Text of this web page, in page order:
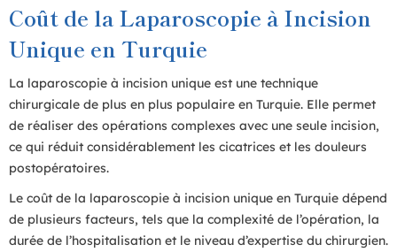
Coût de la Laparoscopie à Incision
Unique en Turquie
La laparoscopie à incision unique est une technique
chirurgicale de plus en plus populaire en Turquie. Elle permet
de réaliser des opérations complexes avec une seule incision,
ce qui réduit considérablement les cicatrices et les douleurs
postopératoires.
Le coût de la laparoscopie à incision unique en Turquie dépend
de plusieurs facteurs, tels que la complexité de l’opération, la
durée de l’hospitalisation et le niveau d’expertise du chirurgien.